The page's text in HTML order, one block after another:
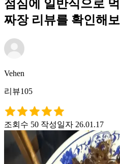
점심에 일반식으로
짜장 리뷰를 확인해
Vehen
리뷰105
조회수 50 작성일자 26.01.17